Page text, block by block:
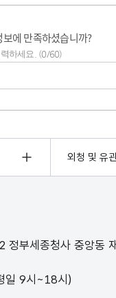
에 만족하셨습니까?
하세요. (0/60)
외청 및 유
부세종청사 중앙동
일 9시~18시)